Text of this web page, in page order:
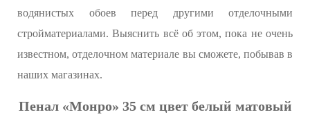
водянистых обоев перед другими отделочными
стройматериалами. Выяснить всё об этом, пока не очень
известном, отделочном материале вы сможете, побывав в
наших магазинах.
Пенал «Монро» 35 см цвет белый матовый